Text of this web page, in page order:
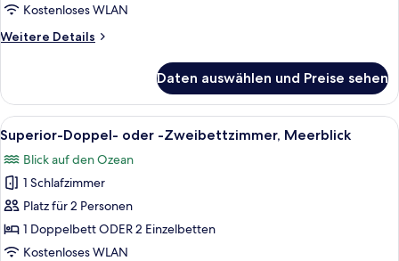
Kostenloses WLAN
Weitere Details
Weitere
Meerblick
Daten auswählen und Preise sehen
Alle
Fotos
für
Superior-
Doppel-
oder
-
Bügeleisen/Bügelbrett, kostenloses
1
Superior-Doppel- oder -Zweibettzimmer, Meerblick
Blick auf den Ozean
1 Schlafzimmer
Platz für 2 Personen
1 Doppelbett ODER 2 Einzelbetten
Kostenloses WLAN